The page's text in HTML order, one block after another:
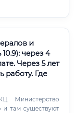
и
через 4
Через 5 лет
работу. Где
Министерство
и там существуют